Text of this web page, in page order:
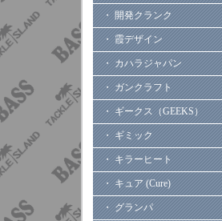
・ 開発クランク
・ 霞デザイン
・ カハラジャパン
・ ガンクラフト
・ ギークス（GEEKS）
・ ギミック
・ キラーヒート
・ キュア (Cure)
・ グランパ